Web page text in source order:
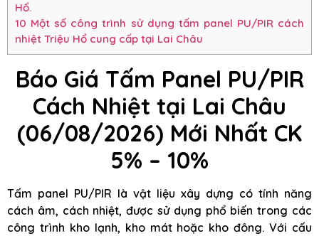
Hổ.
10 Một số công trình sử dụng tấm panel PU/PIR cách
nhiệt Triệu Hổ cung cấp tại Lai Châu
Báo Giá Tấm Panel PU/PIR
Cách Nhiệt tại Lai Châu
(06/08/2026) Mới Nhất CK
5% – 10%
Tấm panel PU/PIR là vật liệu xây dựng có tính năng
cách âm, cách nhiệt, được sử dụng phổ biến trong các
công trình kho lạnh, kho mát hoặc kho đông. Với cấu